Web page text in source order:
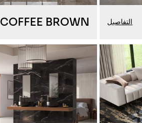
التفاصيل COFFEE BROWN